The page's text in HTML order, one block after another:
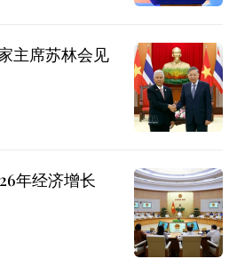
主席苏林会见
年经济增长